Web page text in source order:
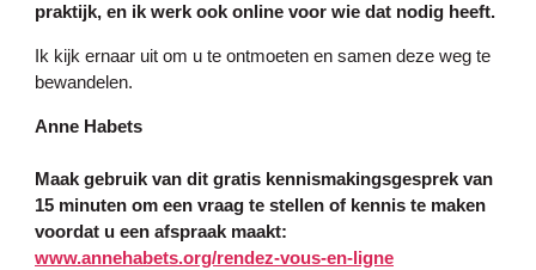
praktijk, en ik werk ook online voor wie dat nodig heeft.
Ik kijk ernaar uit om u te ontmoeten en samen deze weg te
bewandelen.
Anne Habets
Maak gebruik van dit gratis kennismakingsgesprek van
15 minuten om een vraag te stellen of kennis te maken
voordat u een afspraak maakt:
www.annehabets.org/rendez-vous-en-ligne